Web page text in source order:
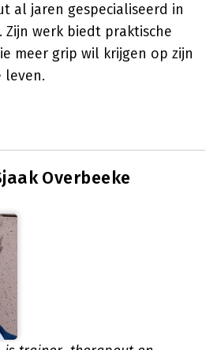
al jaren gespecialiseerd in
Zijn werk biedt praktische
meer grip wil krijgen op zijn
leven.
Overbeeke